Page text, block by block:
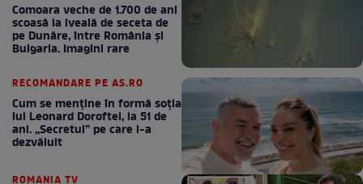
Comoara veche de 1.700 de ani
scoasă la iveală de seceta de
pe Dunăre, între România şi
Bulgaria. Imagini rare
RECOMANDARE PE AS.RO
Cum se menţine în formă soţia
lui Leonard Doroftei, la 51 de
ani. „Secretul” pe care l-a
dezvăluit
ROMANIA TV